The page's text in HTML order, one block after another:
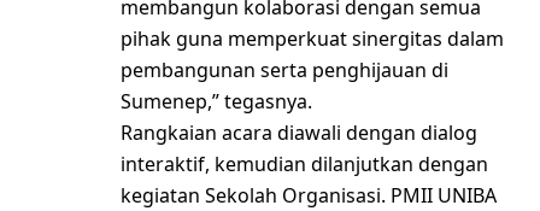
membangun kolaborasi dengan semua
pihak guna memperkuat sinergitas dalam
pembangunan serta penghijauan di
Sumenep,” tegasnya.
Rangkaian acara diawali dengan dialog
interaktif, kemudian dilanjutkan dengan
kegiatan Sekolah Organisasi. PMII UNIBA